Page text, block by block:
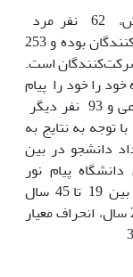
از مجموع 315 نفر شرکت‌کننده در پژوهش، 62 نفر مرد
می‌باشند که معادل 7/19 درصد کل شرکت‌کنندگان بوده و 253
3/80 درصد کل شرکت‌کنندگان است.
128 نفر دانشگاه خود را خود را پیام
نور،94 نفر دانشگاه خود را خود را غیرانتفاعی و 93 نفر دیگر
توجه به نتایج به
دانشجو در بین
پیام نور
تشکیل می‌دهند، دامنه سنی در گروه نمونه، بین 19 تا 45 سال
می­باشد. میانگین سن شرکت‌کنندگان 80 /24 سال، انحراف معیار